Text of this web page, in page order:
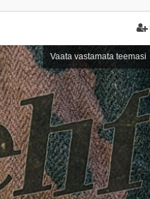
Vaata vastamata teemasi